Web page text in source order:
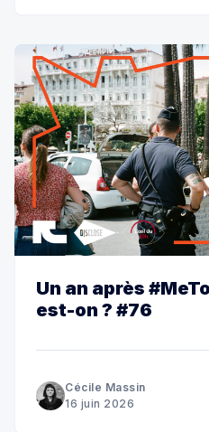
Un an après
est-on ? #76
Cécile Massin
16 juin 2026